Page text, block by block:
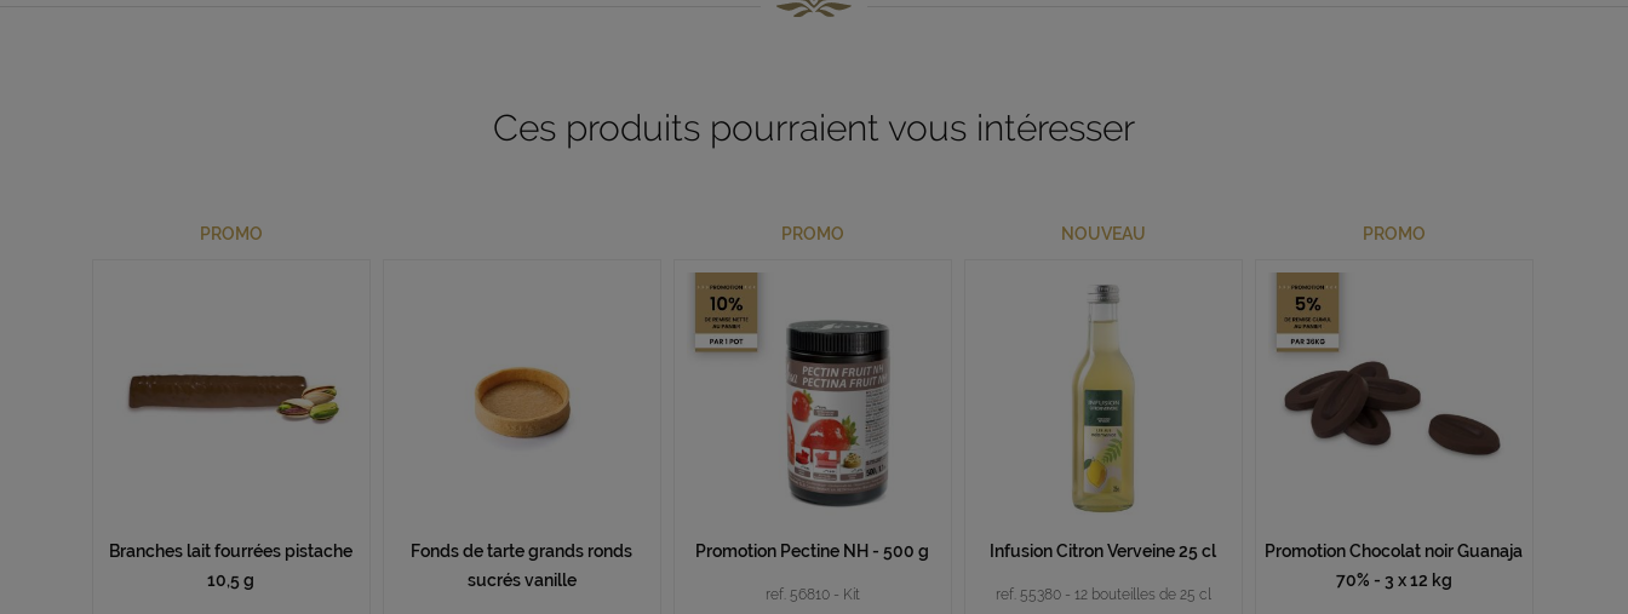
Ces produits pourraient vous intéresser
PROMO
Branches lait fourrées pistache
10,5 g
Fonds de tarte grands ronds
sucrés vanille
PROMO
Promotion Pectine NH - 500 g
ref. 56810 - Kit
NOUVEAU
Infusion Citron Verveine 25 cl
ref. 55380 - 12 bouteilles de 25 cl
PROMO
Promotion Chocolat noir Guanaja
70% - 3 x 12 kg